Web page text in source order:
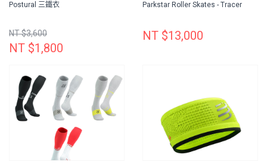
Postural 三鐵衣
NT $3,600
NT $1,800
Parkstar Roller Skates - Tracer
NT $13,000